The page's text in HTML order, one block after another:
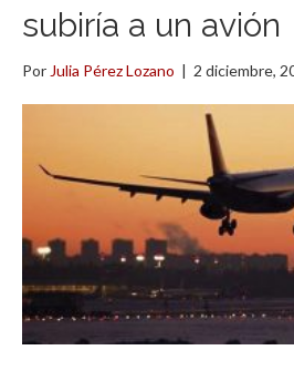
subiría a un avión
Por Julia Pérez Lozano | 2 diciembre,